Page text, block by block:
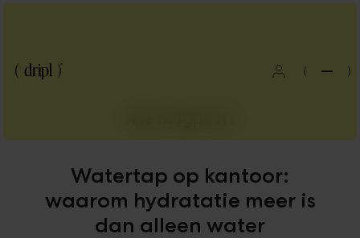
( )
Watertap op kantoor:
waarom hydratatie meer is
dan alleen water